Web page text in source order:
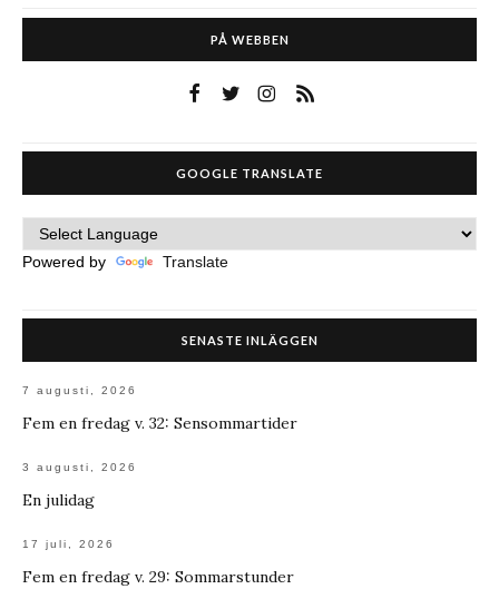
PÅ WEBBEN
GOOGLE TRANSLATE
Powered by Translate
SENASTE INLÄGGEN
7 augusti, 2026
Fem en fredag v. 32: Sensommartider
3 augusti, 2026
En julidag
17 juli, 2026
Fem en fredag v. 29: Sommarstunder